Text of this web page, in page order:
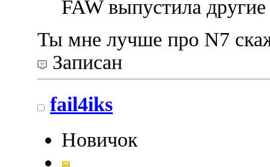
FAW выпустила
Ты мне лучше про N7
Записан
fail4iks
Новичок